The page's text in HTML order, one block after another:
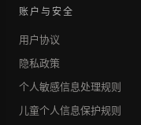
账户与安全
用户协议
隐私政策
个人敏感信息处理规则
儿童个人信息保护规则